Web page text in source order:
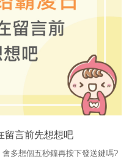
留言前先想想吧
多想個五秒鐘再按下發送鍵嗎?